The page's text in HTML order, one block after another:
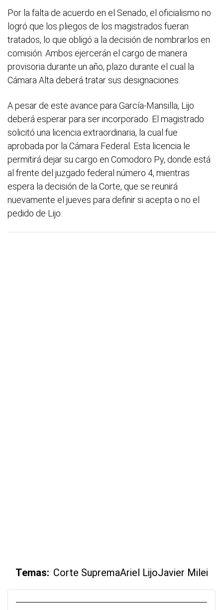
Por la falta de acuerdo en el Senado, el oficialismo no
logró que los pliegos de los magistrados fueran
tratados, lo que obligó a la decisión de nombrarlos en
comisión. Ambos ejercerán el cargo de manera
provisoria durante un año, plazo durante el cual la
Cámara Alta deberá tratar sus designaciones.
A pesar de este avance para García-Mansilla, Lijo
deberá esperar para ser incorporado. El magistrado
solicitó una licencia extraordinaria, la cual fue
aprobada por la Cámara Federal. Esta licencia le
permitirá dejar su cargo en Comodoro Py, donde está
al frente del juzgado federal número 4, mientras
espera la decisión de la Corte, que se reunirá
nuevamente el jueves para definir si acepta o no el
pedido de Lijo.
Temas: Corte SupremaAriel LijoJavier Milei